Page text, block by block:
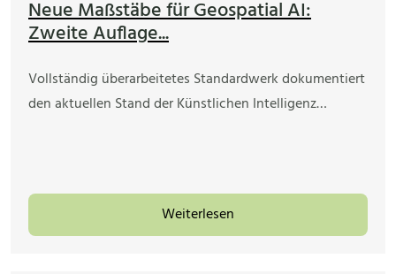
Neue Maßstäbe für Geospatial AI:
Zweite Auflage...
Vollständig überarbeitetes Standardwerk dokumentiert
den aktuellen Stand der Künstlichen Intelligenz…
Weiterlesen